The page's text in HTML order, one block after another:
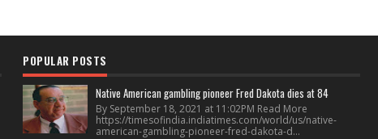
POPULAR POSTS
Native American gambling pioneer Fred Dakota dies at 84
By September 18, 2021 at 11:02PM Read More
https://timesofindia.indiatimes.com/world/us/native-
american-gambling-pioneer-fred-dakota-d...